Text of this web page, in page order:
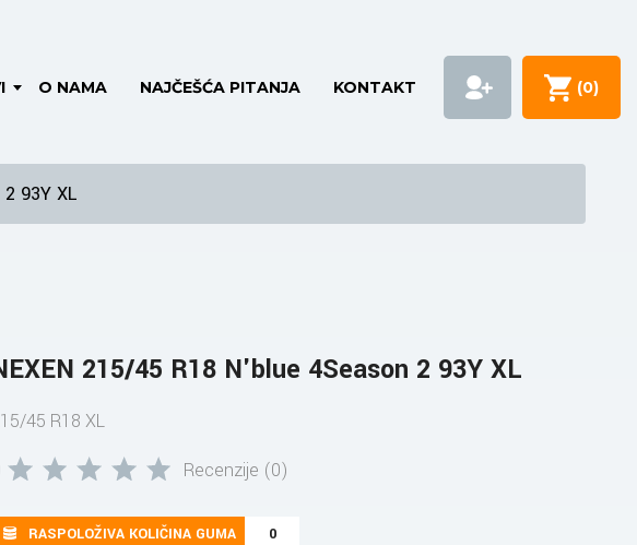
O NAMA NAJČEŠĆA PITANJA KONTAKT (0)
93Y XL
215/45 R18 N'blue 4Season 2 93Y XL
45 R18 XL
Recenzije (0)
RASPOLOŽIVA KOLIČINA GUMA 0